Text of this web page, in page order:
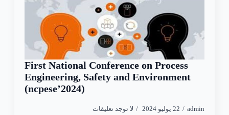
First National Conference on Process
Engineering, Safety and Environment
(ncpese’2024)
admin 22 يوليو 2024 لا توجد تعليقات